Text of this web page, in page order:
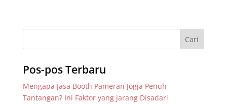
Pos-pos Terbaru
Mengapa Jasa Booth Pameran Jogja Penuh
Tantangan? Ini Faktor yang Jarang Disadari